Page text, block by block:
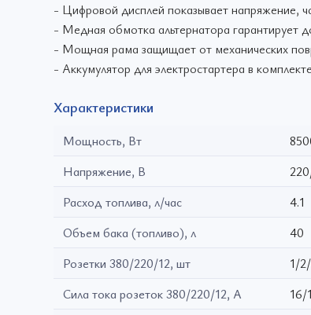
- Цифровой дисплей показывает напряжение,
- Медная обмотка альтернатора гарантирует
- Мощная рама защищает от механических
- Аккумулятор для электростартера в комплекте
Характеристики
Мощность, Вт
Напряжение, В
Расход топлива, л/час
4.1
Объем бака (топливо), л
40
Розетки 380/220/12, шт
1/
Сила тока розеток 380/220/12, А
16/